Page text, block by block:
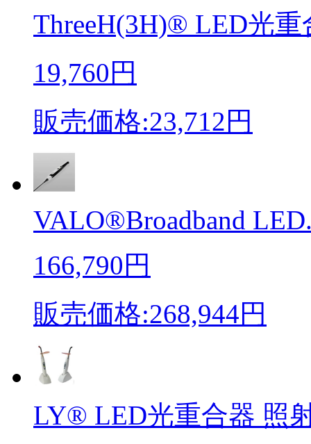
ThreeH(3H)® LED光重
19,760円
販売価格:23,712円
VALO®Broadband
166,790円
販売価格:268,944円
LY® LED光重合器 照